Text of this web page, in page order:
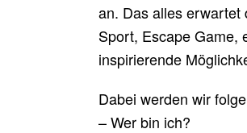
an. Das alles erwartet
Sport, Escape Game,
inspirierende
Dabei werden wir
– Wer bin ich?